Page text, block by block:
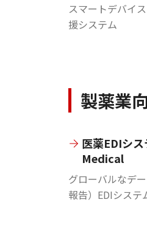
スマートデバイ
援システム
製薬業
医薬EDIシ
Medical
グローバルなデ
報告）EDIシステ